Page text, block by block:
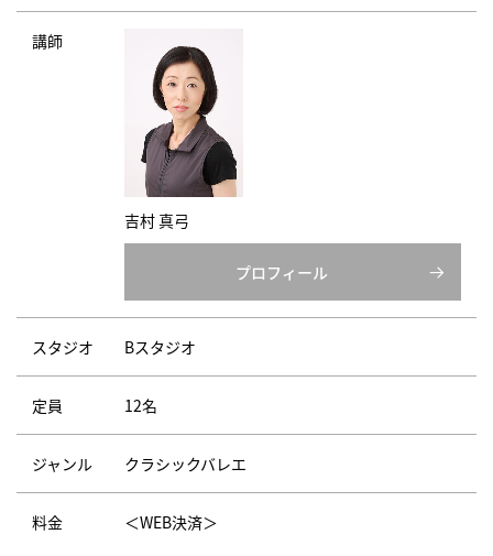
講師
吉村 真弓
プロフィール
スタジオ Bスタジオ
定員 12名
ジャンル クラシックバレエ
料金 ＜WEB決済＞